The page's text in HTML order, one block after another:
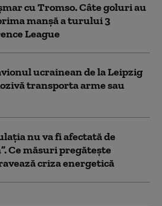
cu Tromso. Câte goluri au
manşă a turului 3
League
ucrainean de la Leipzig
transporta arme sau
nu va fi afectată de
Ce măsuri pregătește
criza energetică